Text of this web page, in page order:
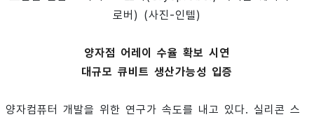
로버) (사진-인텔)
양자점 어레이 수율 확보 시연
대규모 큐비트 생산가능성 입증
양자컴퓨터 개발을 위한 연구가 속도를 내고 있다. 실리콘 스